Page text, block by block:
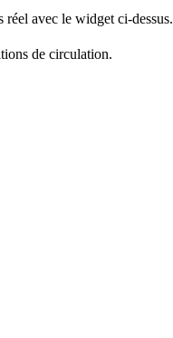
réel avec le widget ci-dessus.
de circulation.